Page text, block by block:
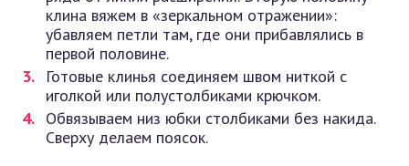
клина вяжем в «зеркальном отражении»:
убавляем петли там, где они прибавлялись в
первой половине.
Готовые клинья соединяем швом ниткой с
иголкой или полустолбиками крючком.
Обвязываем низ юбки столбиками без накида.
Сверху делаем поясок.